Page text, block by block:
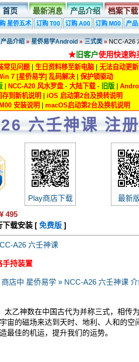
首页 最新消息 产品介绍 档案下载
星侨五术 订购 T00 订购 A00 订购 M00 产
产品介绍»星侨易学Android»三式类»NCC-A26
★旧客户使用快速
常见问题| 生日资料移至新电脑
无法自动更
7 [星侨易学] 乱码解决| 保护锁驱动
NCC-A20 风水罗盘- 大陆下载- 旧版
到新机说明
iOS 启动第2台及换转说明
安装说明 macOS启动第2台及换机说明
六壬神课 注
Play商店下载 最新
495
下载安装 [ 免费版 ]
A26 六壬神课
手持装置
店中 星侨易学 » NCC-A26 六壬神课 介
太乙神数在中国古代为并称三式，相
宙的磁场来达到天时、地利、人和的
最佳的机运，提升我们的运势。